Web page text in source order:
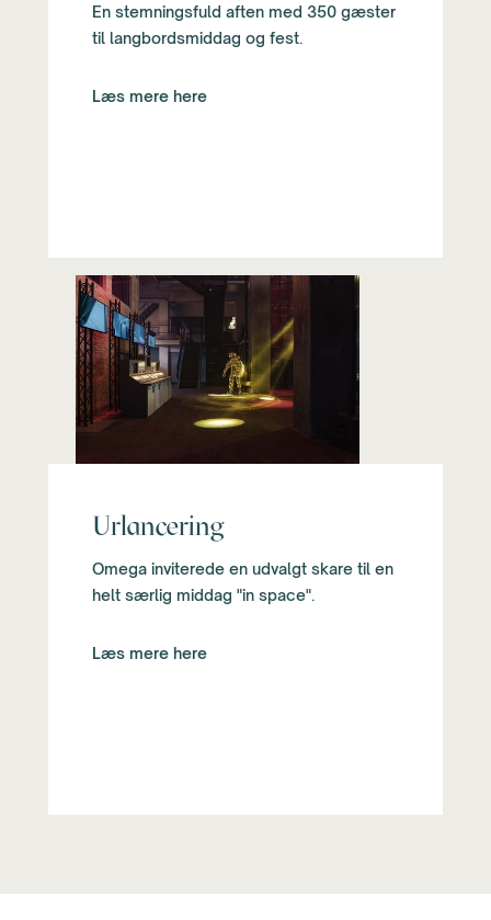
En stemningsfuld aften med 350 gæster
til langbordsmiddag og fest.
Læs mere here
Urlancering
Omega inviterede en udvalgt skare til en
helt særlig middag "in space".
Læs mere here